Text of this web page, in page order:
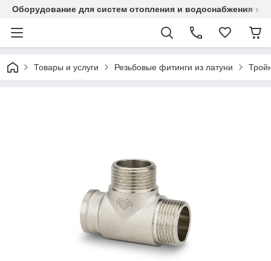
Оборудование для систем отопления и водоснабжения в
Товары и услуги Резьбовые фитинги из латуни